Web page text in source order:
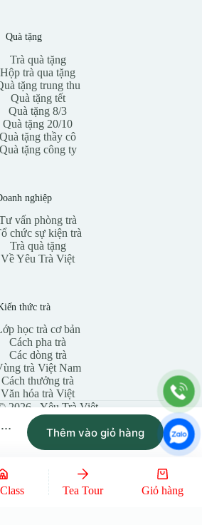
Quà tặng
Trà quà tặng
Hộp trà qua tặng
tặng trung thu
Quà tặng tết
Quà tặng 8/3
Quà tặng 20/10
Quà tặng thầy cô
Quà tặng công ty
nghiệp
vấn phòng trà
chức sự kiện trà
Trà quà tặng
Về Yêu Trà Việt
thức trà
học trà cơ bản
Cách pha trà
Các dòng trà
trà Việt Nam
Cách thưởng trà
Văn hóa trà Việt
2026 - Yêu Trà Việt
LIÊN HOA SHAN – Trà đen ướp Sen – Tiên Thiên Trà Thêm vào giỏ hàng
Tea Tour Giỏ hàng